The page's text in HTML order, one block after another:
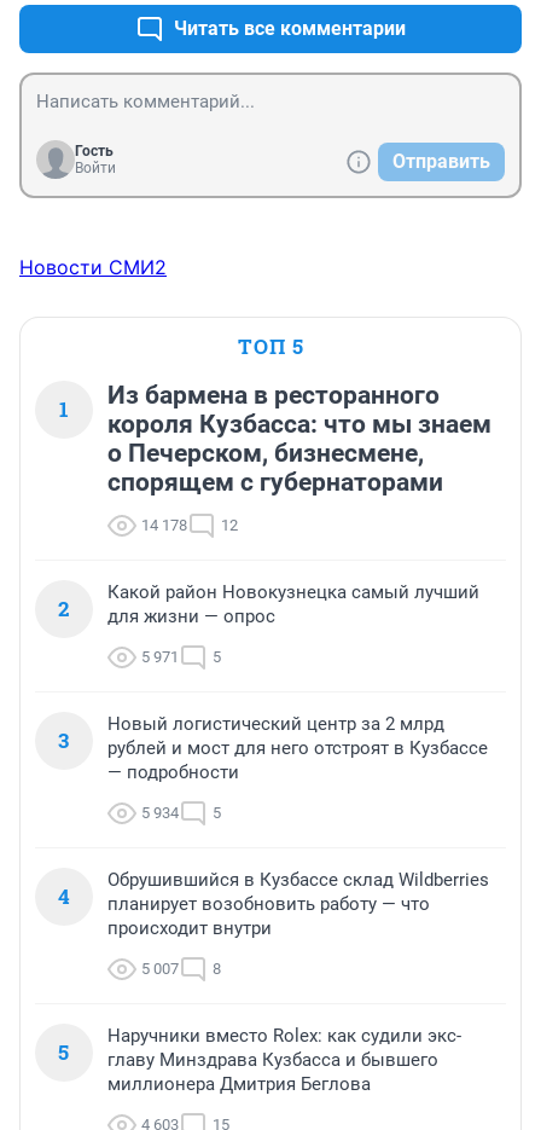
Читать все комментарии
Гость
Войти
Отправить
Новости СМИ2
ТОП 5
1
Из бармена в ресторанного
короля Кузбасса: что мы знаем
о Печерском, бизнесмене,
спорящем с губернаторами
14 178 12
2
Какой район Новокузнецка самый лучший
для жизни — опрос
5 971 5
3
Новый логистический центр за 2 млрд
рублей и мост для него отстроят в Кузбассе
— подробности
5 934 5
4
Обрушившийся в Кузбассе склад Wildberries
планирует возобновить работу — что
происходит внутри
5 007 8
5
Наручники вместо Rolex: как судили экс-
главу Минздрава Кузбасса и бывшего
миллионера Дмитрия Беглова
4 603 15